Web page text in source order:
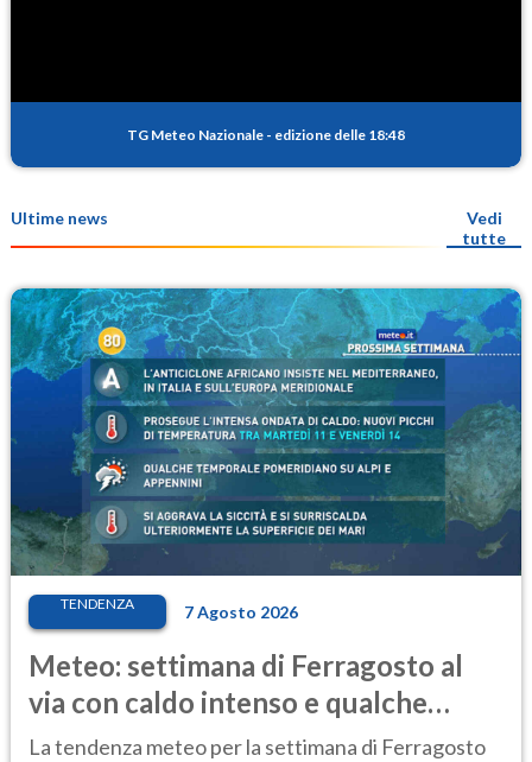
TG Meteo Nazionale - edizione delle 18:48
Ultime news
Vedi
tutte
TENDENZA 7 Agosto 2026
Meteo: settimana di Ferragosto al
via con caldo intenso e qualche
temporale
La tendenza meteo per la settimana di Ferragosto